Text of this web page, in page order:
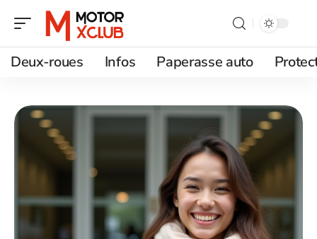
Deux-roues Infos Paperasse auto